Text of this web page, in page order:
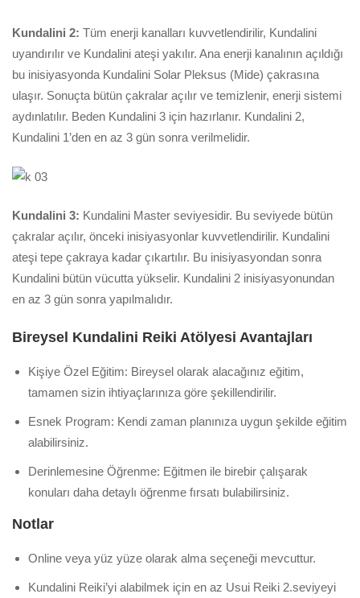
Kundalini 2: Tüm enerji kanalları kuvvetlendirilir, Kundalini
uyandırılır ve Kundalini ateşi yakılır. Ana enerji kanalının açıldığı
bu inisiyasyonda Kundalini Solar Pleksus (Mide) çakrasına
ulaşır. Sonuçta bütün çakralar açılır ve temizlenir, enerji sistemi
aydınlatılır. Beden Kundalini 3 için hazırlanır. Kundalini 2,
Kundalini 1’den en az 3 gün sonra verilmelidir.
Kundalini 3: Kundalini Master seviyesidir. Bu seviyede bütün
çakralar açılır, önceki inisiyasyonlar kuvvetlendirilir. Kundalini
ateşi tepe çakraya kadar çıkartılır. Bu inisiyasyondan sonra
Kundalini bütün vücutta yükselir. Kundalini 2 inisiyasyonundan
en az 3 gün sonra yapılmalıdır.
Bireysel Kundalini Reiki Atölyesi Avantajları
Kişiye Özel Eğitim: Bireysel olarak alacağınız eğitim,
tamamen sizin ihtiyaçlarınıza göre şekillendirilir.
Esnek Program: Kendi zaman planınıza uygun şekilde eğitim
alabilirsiniz.
Derinlemesine Öğrenme: Eğitmen ile birebir çalışarak
konuları daha detaylı öğrenme fırsatı bulabilirsiniz.
Notlar
Online veya yüz yüze olarak alma seçeneği mevcuttur.
Kundalini Reiki’yi alabilmek için en az Usui Reiki 2.seviyeyi